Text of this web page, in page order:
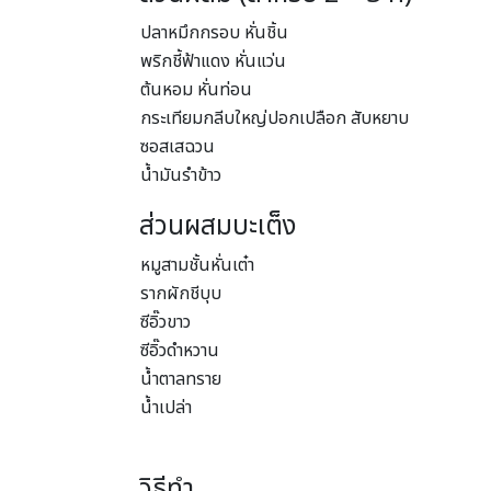
ปลาหมึกกรอบ หั่นชิ้น
พริกชี้ฟ้าแดง หั่นแว่น
ต้นหอม หั่นท่อน
กระเทียมกลีบใหญ่ปอกเปลือก สับหยาบ
ซอสเสฉวน
น้ำมันรำข้าว
ส่วนผสมบะเต็ง
หมูสามชั้นหั่นเต๋า
รากผักชีบุบ
ซีอิ๊วขาว
ซีอิ๊วดำหวาน
น้ำตาลทราย
น้ำเปล่า